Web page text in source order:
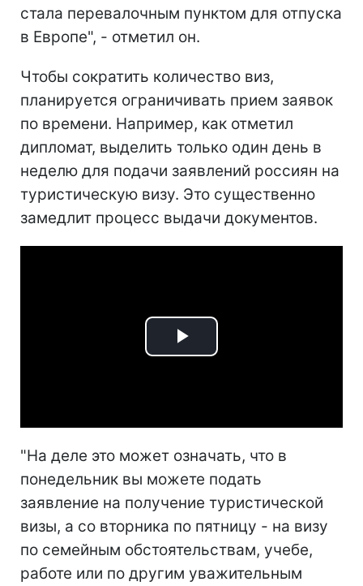
стала перевалочным пунктом для отпуска
в Европе", - отметил он.
Чтобы сократить количество виз,
планируется ограничивать прием заявок
по времени. Например, как отметил
дипломат, выделить только один день в
неделю для подачи заявлений россиян на
туристическую визу. Это существенно
замедлит процесс выдачи документов.
Play
"На деле это может означать, что в
понедельник вы можете подать
заявление на получение туристической
визы, а со вторника по пятницу - на визу
по семейным обстоятельствам, учебе,
работе или по другим уважительным